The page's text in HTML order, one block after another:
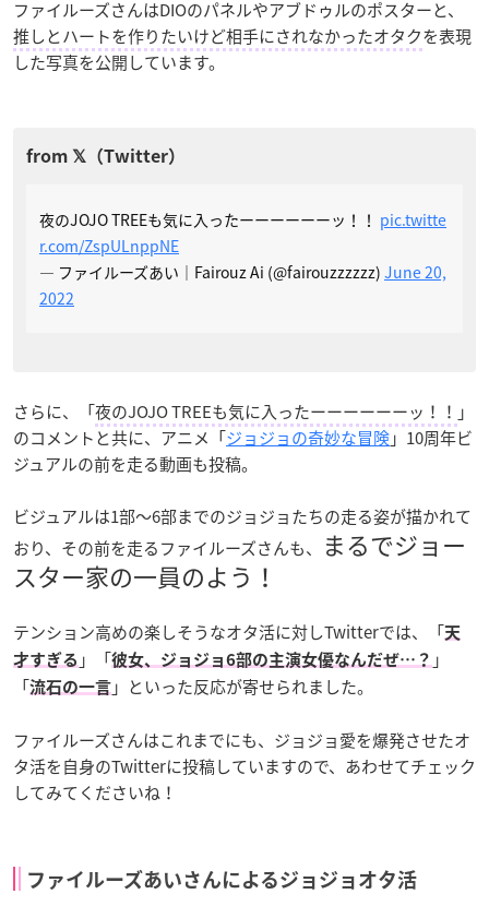
ファイルーズさんはDIOのパネルやアブドゥルのポスターと、
推しとハートを作りたいけど相手にされなかったオタクを表現
した写真を公開しています。
夜のJOJO TREEも気に入ったーーーーーーッ！！ pic.twitte
r.com/ZspULnppNE
— ファイルーズあい｜Fairouz Ai (@fairouzzzzzz) June 20,
2022
さらに、「夜のJOJO TREEも気に入ったーーーーーーッ！！ 」
のコメントと共に、アニメ「ジョジョの奇妙な冒険」10周年ビ
ジュアルの前を走る動画も投稿。
ビジュアルは1部〜6部までのジョジョたちの走る姿が描かれて
おり、その前を走るファイルーズさんも、
まるでジョー
スター家の一員のよう！
テンション高めの楽しそうなオタ活に対しTwitterでは、「天
才すぎる 」「彼女、ジョジョ6部の主演女優なんだぜ…？ 」
「流石の一言 」といった反応が寄せられました。
ファイルーズさんはこれまでにも、ジョジョ愛を爆発させたオ
タ活を自身のTwitterに投稿していますので、あわせてチェック
してみてくださいね！
ファイルーズあいさんによるジョジョオタ活